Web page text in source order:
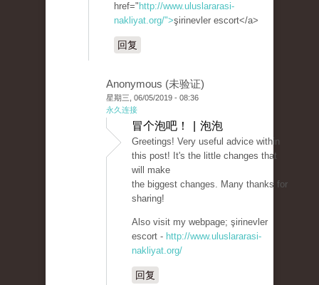
href=" http://www.uluslararasi-
nakliyat.org/">şirinevler escort</a>
回复
Anonymous (未验证)
星期三, 06/05/2019 - 08:36
永久连接
冒个泡吧！ | 泡泡
Greetings! Very useful advice within
this post! It's the little changes that
will make
the biggest changes. Many thanks for
sharing!
Also visit my webpage; şirinevler
escort - http://www.uluslararasi-
nakliyat.org/
回复